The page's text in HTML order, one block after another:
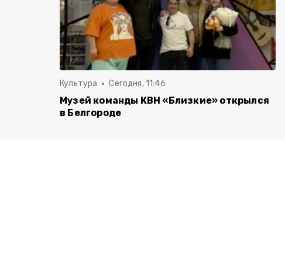
Культура Сегодня, 11:46
Музей команды КВН «Близкие» открылся
в Белгороде